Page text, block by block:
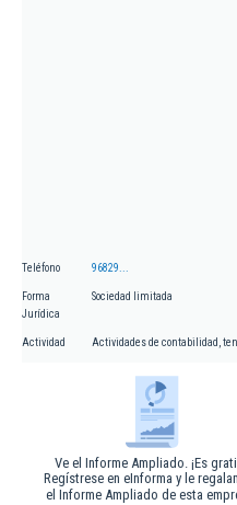
Teléfono 96829...
Forma
Jurídica
Sociedad limitada
Actividad Actividades de contabilidad,
Ve el Informe Ampliado. ¡Es
Regístrese en eInforma y le
el Informe Ampliado de esta